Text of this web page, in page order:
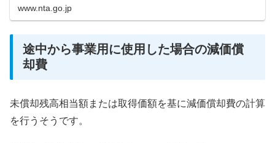
www.nta.go.jp
途中から事業用に使用した場合の減価償
却費
未償却残高相当額または取得価額を基に減価償却費の計算
を行うそうです。